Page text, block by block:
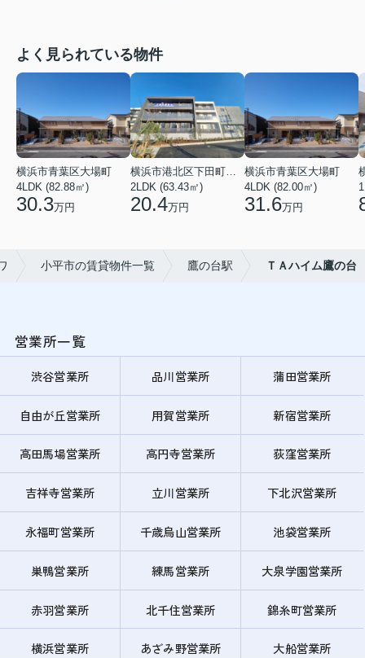
よく見られている物件
横浜市青葉区大場町
4LDK (82.88㎡)
30.3万円
横浜市港北区下田町２丁目
2LDK (63.43㎡)
20.4万円
横浜市青葉区大場町
4LDK (82.00㎡)
31.6万円
小平市の賃貸物件一覧 鷹の台駅 ＴＡハイム鷹の台
営業所一覧
渋谷営業所 品川営業所 蒲田営業所
自由が丘営業所 用賀営業所 新宿営業所
高田馬場営業所 高円寺営業所 荻窪営業所
吉祥寺営業所 立川営業所 下北沢営業所
永福町営業所 千歳烏山営業所 池袋営業所
巣鴨営業所 練馬営業所 大泉学園営業所
赤羽営業所 北千住営業所 錦糸町営業所
横浜営業所 あざみ野営業所 大船営業所